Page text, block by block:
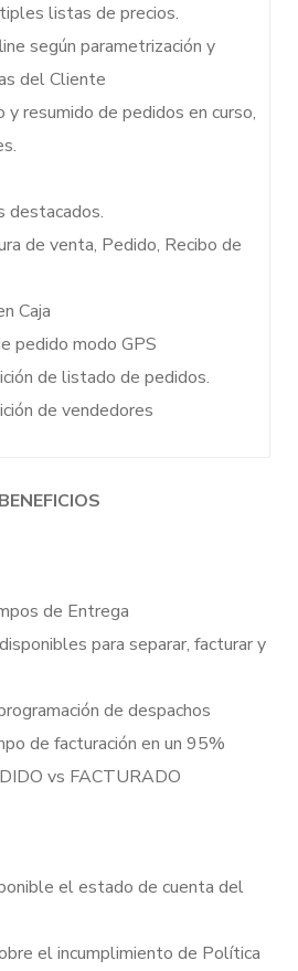
listas de precios.
según parametrización y
del Cliente
resumido de pedidos en curso,
destacados.
de venta, Pedido, Recibo de
Caja
pedido modo GPS
de listado de pedidos.
de vendedores
BENEFICIOS
de Entrega
para separar, facturar y
de despachos
de facturación en un 95%
vs FACTURADO
el estado de cuenta del
el incumplimiento de Política